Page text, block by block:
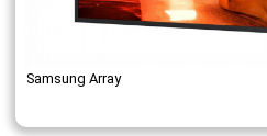
Samsung Array